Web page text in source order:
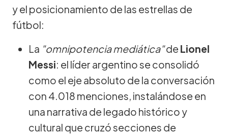
y el posicionamiento de las estrellas de
fútbol:
La "omnipotencia mediática"de Lionel
Messi: el líder argentino se consolidó
como el eje absoluto de la conversación
con 4.018 menciones, instalándose en
una narrativa de legado histórico y
cultural que cruzó secciones de